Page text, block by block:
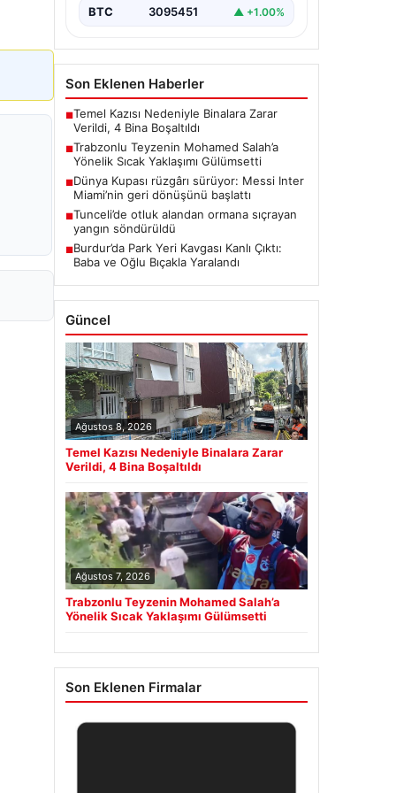
BTC 3095451 ▲ +1.00%
Son Eklenen Haberler
■Temel Kazısı Nedeniyle Binalara Zarar
Verildi, 4 Bina Boşaltıldı
■Trabzonlu Teyzenin Mohamed Salah’a
Yönelik Sıcak Yaklaşımı Gülümsetti
■Dünya Kupası rüzgârı sürüyor: Messi Inter
Miami’nin geri dönüşünü başlattı
■Tunceli’de otluk alandan ormana sıçrayan
yangın söndürüldü
■Burdur’da Park Yeri Kavgası Kanlı Çıktı:
Baba ve Oğlu Bıçakla Yaralandı
Güncel
Ağustos 8, 2026
Temel Kazısı Nedeniyle Binalara Zarar
Verildi, 4 Bina Boşaltıldı
Ağustos 7, 2026
Trabzonlu Teyzenin Mohamed Salah’a
Yönelik Sıcak Yaklaşımı Gülümsetti
Son Eklenen Firmalar